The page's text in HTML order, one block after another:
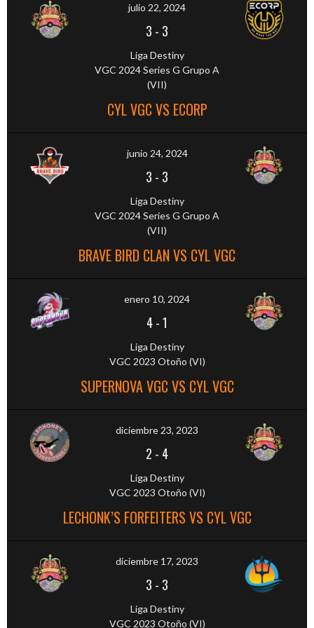
julio 22, 2024
3 - 3
Liga Destiny
VGC 2024 Series G Grupo A
(VII)
CYL VGC VS ECORP
junio 24, 2024
3 - 3
Liga Destiny
VGC 2024 Series G Grupo A
(VII)
BRAVE BIRD CLAN VS CYL VGC
enero 10, 2024
4-1
Liga Destiny
VGC 2023 Otoño (VI)
SUPERNOVA VGC VS CYL VGC
diciembre 23, 2023
2 - 4
Liga Destiny
VGC 2023 Otoño (VI)
LECHONK’S FORFEITERS VS CYL VGC
diciembre 17, 2023
3 - 3
Liga Destiny
VGC 2023 Otoño (VI)